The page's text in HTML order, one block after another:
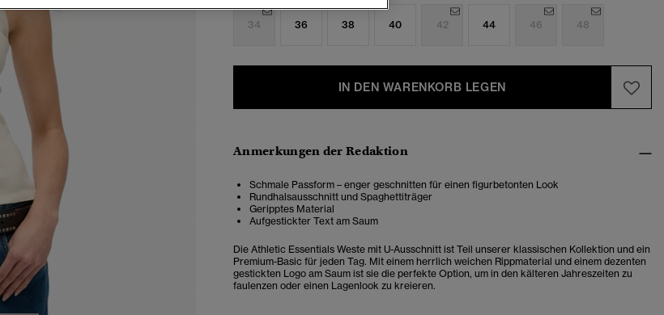
34 36 38 40 42 44 46 48
IN DEN WARENKORB LEGEN
Anmerkungen der Redaktion
Schmale Passform – enger geschnitten für einen figurbetonten Look
Rundhalsausschnitt und Spaghettiträger
Geripptes Material
Aufgestickter Text am Saum
Die Athletic Essentials Weste mit U-Ausschnitt ist Teil unserer klassischen Kollektion und ein
Premium-Basic für jeden Tag. Mit einem herrlich weichen Rippmaterial und einem dezenten
gestickten Logo am Saum ist sie die perfekte Option, um in den kälteren Jahreszeiten zu
faulenzen oder einen Lagenlook zu kreieren.